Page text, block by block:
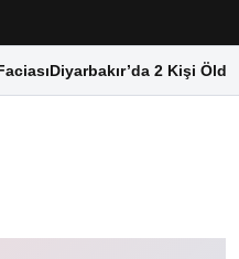
Diyarbakır’da 2 Kişi Öldü